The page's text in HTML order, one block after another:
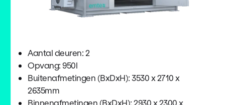
Aantal deuren: 2
Opvang: 950l
Buitenafmetingen (BxDxH): 3530 x 2710 x
2635mm
Binnenafmetingen (BxDxH): 2930 x 2300 x